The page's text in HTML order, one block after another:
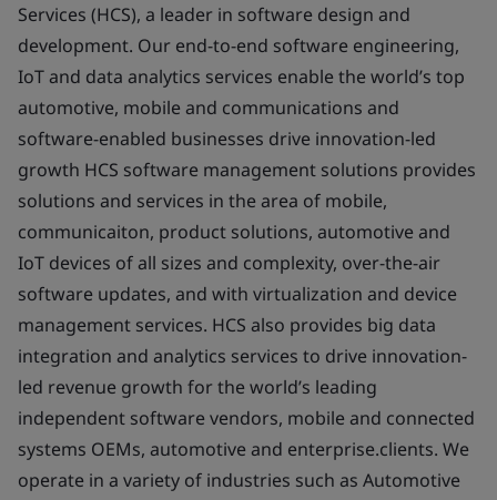
Services (HCS), a leader in software design and
development. Our end-to-end software engineering,
IoT and data analytics services enable the world’s top
automotive, mobile and communications and
software-enabled businesses drive innovation-led
growth HCS software management solutions provides
solutions and services in the area of mobile,
communicaiton, product solutions, automotive and
IoT devices of all sizes and complexity, over-the-air
software updates, and with virtualization and device
management services. HCS also provides big data
integration and analytics services to drive innovation-
led revenue growth for the world’s leading
independent software vendors, mobile and connected
systems OEMs, automotive and enterprise.clients. We
operate in a variety of industries such as Automotive